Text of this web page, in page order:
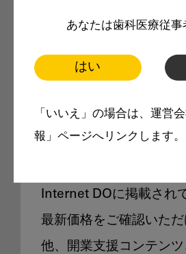
あなたは歯科医療従事
はい
「いいえ」の場合は、運営
報」ページへリンクします。
製品価格も閲
Internet DOに掲載され
最新価格をご確認いた
他、開業支援コンテン